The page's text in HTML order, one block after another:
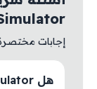
إجابات مختصرة